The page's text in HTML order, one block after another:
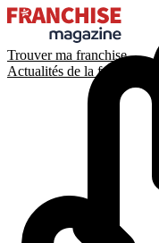
Trouver ma franchise
Actualités de la franchise